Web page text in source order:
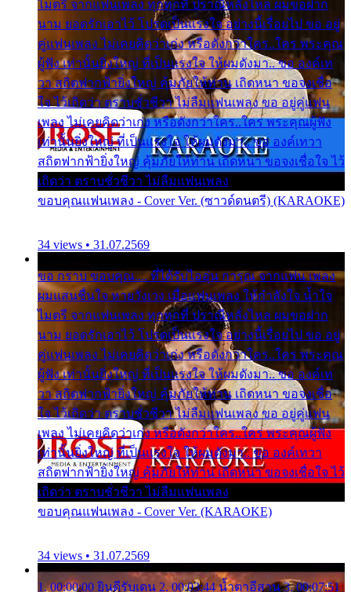
ไมตรี จากแฟนเพลง ทุกทุกที่ ปราณีหลั่งไหล ผมขอฝาก
นาม ยอดรักเอาไว้ โปรดเป็นแรงใจ อย่างนี้เรื่อยไป ขอ อยู่
คู่แฟนเพลง ไม่เคยคิดว่าเก่ง หรือดังกว่าใคร..ใคร พระคุณ
ผู้ฟัง เท่านั้นยิ่งใหญ่ ที่เป็นแรงใจ ให้ผมดังมา.. ขอ องค์เท
วา สถิตฟากฟ้ายิ่งใหญ่ คุ้มภัยให้ท่าน เถิดหนา ขอจงเชื่อ
ใจ ไว้เถิดว่า ตราบชั่วชีวา ไม่ลืมแฟนเพลง ขอ อยู่คู่แฟน
เพลง ไม่เคยคิดว่าเก่ง หรือดังกว่าใคร..ใคร พระคุณผู้ฟัง
เท่านั้นยิ่งใหญ่ ที่เป็นแรงใจ ให้ผมดังมา.. ขอ องค์เทวา
สถิตฟากฟ้ายิ่งใหญ่ คุ้มภัยให้ท่าน เถิดหนา ขอจงเชื่อใจ ไว้
เถิดว่า ตราบชั่วชีวา ไม่ลืมแฟนเพลง
ขอบคุณแฟนเพลง - Cover Ver. (ซาวด์ดนตรี) (KARAOKE)
34 views • 31.07.2569
ขอ กราบ ขอบคุณ.... ที่ได้รับไออุ่น การุณ จากแฟน เพลง
ผมแสนชื่นใจ หายวังเวง เมื่อแฟนเพลง ให้กำลังใจ น้ำใจ
ไมตรี จากแฟนเพลง ทุกทุกที่ ปราณีหลั่งไหล ผมขอฝาก
นาม ยอดรักเอาไว้ โปรดเป็นแรงใจ อย่างนี้เรื่อยไป ขอ อยู่
คู่แฟนเพลง ไม่เคยคิดว่าเก่ง หรือดังกว่าใคร..ใคร พระคุณ
ผู้ฟัง เท่านั้นยิ่งใหญ่ ที่เป็นแรงใจ ให้ผมดังมา.. ขอ องค์เท
วา สถิตฟากฟ้ายิ่งใหญ่ คุ้มภัยให้ท่าน เถิดหนา ขอจงเชื่อ
ใจ ไว้เถิดว่า ตราบชั่วชีวา ไม่ลืมแฟนเพลง ขอ อยู่คู่แฟน
เพลง ไม่เคยคิดว่าเก่ง หรือดังกว่าใคร..ใคร พระคุณผู้ฟัง
เท่านั้นยิ่งใหญ่ ที่เป็นแรงใจ ให้ผมดังมา.. ขอ องค์เทวา
สถิตฟากฟ้ายิ่งใหญ่ คุ้มภัยให้ท่าน เถิดหนา ขอจงเชื่อใจ ไว้
เถิดว่า ตราบชั่วชีวา ไม่ลืมแฟนเพลง
ขอบคุณแฟนเพลง - Cover Ver. (KARAOKE)
34 views • 31.07.2569
1. 00:00:00 ยินดีรับเดน 2. 00:03:44 น้ำตาอีสาน 3. 00:07:51